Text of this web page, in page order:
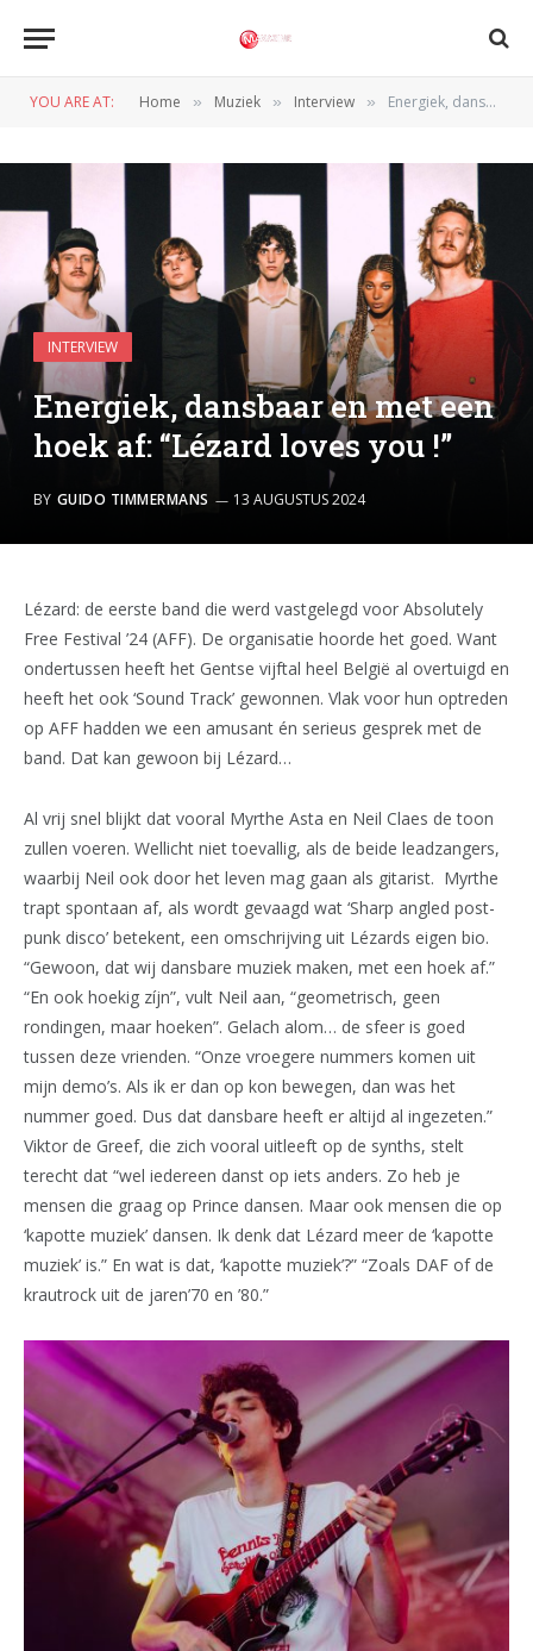
YOU ARE AT: Home » Muziek » Interview » Energiek, dansbaar en met een hoek af: “Lézard loves you !”
INTERVIEW
Energiek, dansbaar en met een
hoek af: “Lézard loves you !”
BY GUIDO TIMMERMANS 13 AUGUSTUS 2024
Lézard: de eerste band die werd vastgelegd voor Absolutely
Free Festival ’24 (AFF). De organisatie hoorde het goed. Want
ondertussen heeft het Gentse vijftal heel België al overtuigd en
heeft het ook ‘Sound Track’ gewonnen. Vlak voor hun optreden
op AFF hadden we een amusant én serieus gesprek met de
band. Dat kan gewoon bij Lézard…
Al vrij snel blijkt dat vooral Myrthe Asta en Neil Claes de toon
zullen voeren. Wellicht niet toevallig, als de beide leadzangers,
waarbij Neil ook door het leven mag gaan als gitarist. Myrthe
trapt spontaan af, als wordt gevaagd wat ‘Sharp angled post-
punk disco’ betekent, een omschrijving uit Lézards eigen bio.
“Gewoon, dat wij dansbare muziek maken, met een hoek af.”
“En ook hoekig zíjn”, vult Neil aan, “geometrisch, geen
rondingen, maar hoeken”. Gelach alom… de sfeer is goed
tussen deze vrienden. “Onze vroegere nummers komen uit
mijn demo’s. Als ik er dan op kon bewegen, dan was het
nummer goed. Dus dat dansbare heeft er altijd al ingezeten.”
Viktor de Greef, die zich vooral uitleeft op de synths, stelt
terecht dat “wel iedereen danst op iets anders. Zo heb je
mensen die graag op Prince dansen. Maar ook mensen die op
‘kapotte muziek’ dansen. Ik denk dat Lézard meer de ‘kapotte
muziek’ is.” En wat is dat, ‘kapotte muziek’?” “Zoals DAF of de
krautrock uit de jaren’70 en ’80.”